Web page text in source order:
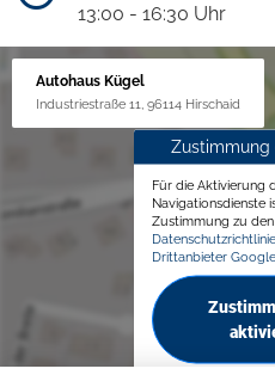
13:00 - 16:30 Uhr
Autohaus Kügel
Industriestraße 11, 96114 Hirschaid
Für die Aktivierung
Navigationsdienste
Zustimmung zu den
Drittanbieter